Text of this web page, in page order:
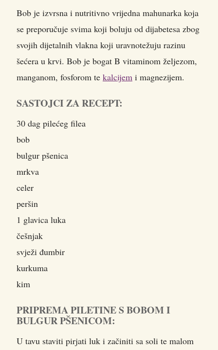
Bob je izvrsna i nutritivno vrijedna mahunarka koja
se preporučuje svima koji boluju od dijabetesa zbog
svojih dijetalnih vlakna koji uravnotežuju razinu
šećera u krvi. Bob je bogat B vitaminom željezom,
manganom, fosforom te kalcijem i magnezijem.
SASTOJCI ZA RECEPT:
30 dag pilećeg filea
bob
bulgur pšenica
mrkva
celer
peršin
1 glavica luka
češnjak
svježi đumbir
kurkuma
kim
PRIPREMA PILETINE S BOBOM I
BULGUR PŠENICOM:
U tavu staviti pirjati luk i začiniti sa soli te malom